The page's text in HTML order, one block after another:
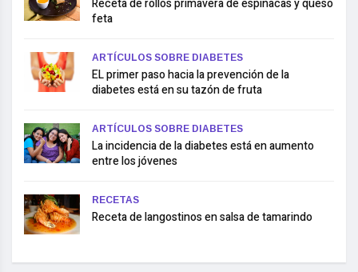
Receta de rollos primavera de espinacas y queso
feta
ARTÍCULOS SOBRE DIABETES
EL primer paso hacia la prevención de la
diabetes está en su tazón de fruta
ARTÍCULOS SOBRE DIABETES
La incidencia de la diabetes está en aumento
entre los jóvenes
RECETAS
Receta de langostinos en salsa de tamarindo